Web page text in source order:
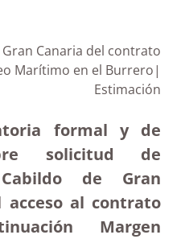
Canaria del contrato
Marítimo en el Burrero|
Estimación
formal y de
solicitud de
de Gran
al contrato
Margen